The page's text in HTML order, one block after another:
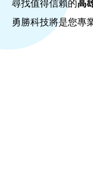
尋找值得信賴的高
勇勝科技將是您專